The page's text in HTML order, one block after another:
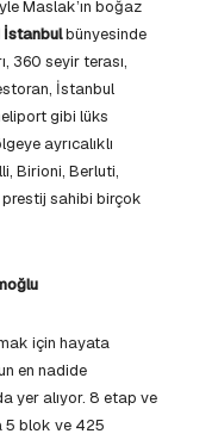
Maslak’ın boğaz
İstanbulbünyesinde
360 seyir terası,
İstanbul
gibi lüks
ayrıcalıklı
Birioni, Berluti,
prestij sahibi birçok
için hayata
en nadide
yer alıyor. 8 etap ve
5 blok ve 425